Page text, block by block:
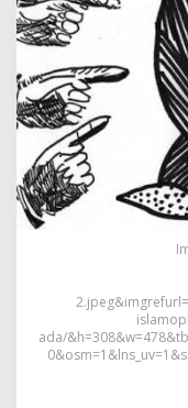
ada/